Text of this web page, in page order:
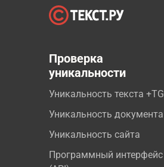
Проверка
уникальности
Уникальность текста +TG
Уникальность документа
Уникальность сайта
Программный интерфейс